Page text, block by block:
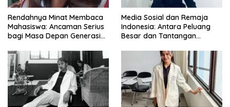
Rendahnya Minat Membaca
Mahasiswa: Ancaman Serius
bagi Masa Depan Generasi
Media Sosial dan Remaja
Indonesia: Antara Peluang
Besar dan Tantangan